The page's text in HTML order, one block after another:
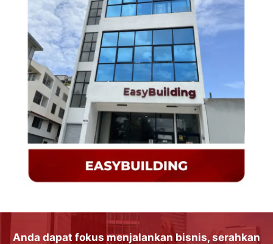
Anda dapat fokus menjalankanbisnis, serahkan